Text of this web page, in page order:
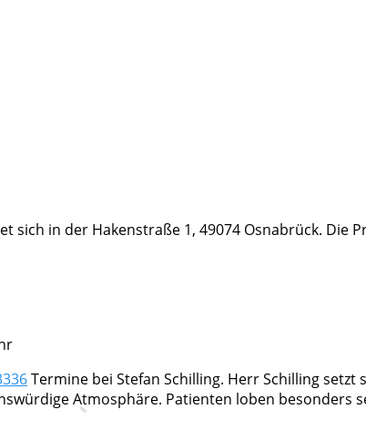
sich in der Hakenstraße 1, 49074 Osnabrück. Die
Termine bei Stefan Schilling. Herr Schilling
Atmosphäre. Patienten loben besonders